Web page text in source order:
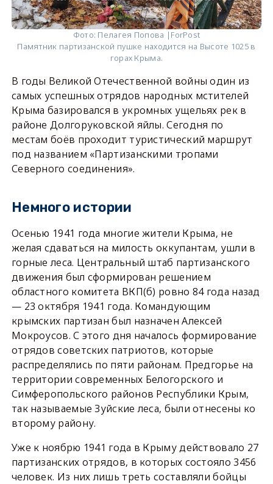
Фото: Пелагея Попова |ForPost
Памятник партизанской пушке находится на Высоте 1025 в
горах Крыма.
В годы Великой Отечественной войны один из
самых успешных отрядов народных мстителей
Крыма базировался в укромных ущельях рек в
районе Долгоруковской яйлы. Сегодня по
местам боёв проходит туристический маршрут
под названием «Партизанскими тропами
Северного соединения».
Немного истории
Осенью 1941 года многие жители Крыма, не
желая сдаваться на милость оккупантам, ушли в
горные леса. Центральный штаб партизанского
движения был сформирован решением
областного комитета ВКП(б) ровно 84 года назад
— 23 октября 1941 года. Командующим
крымских партизан был назначен Алексей
Мокроусов. С этого дня началось формирование
отрядов советских патриотов, которые
распределялись по пяти районам. Предгорье на
территории современных Белогорского и
Симферопольского районов Республики Крым,
так называемые Зуйские леса, были отнесены ко
второму району.
Уже к ноябрю 1941 года в Крыму действовало 27
партизанских отрядов, в которых состояло 3456
человек. Из них лишь треть составляли бойцы